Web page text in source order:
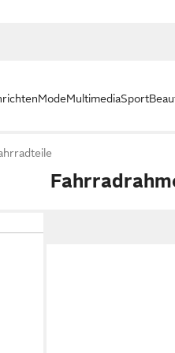
ModeMultimediaSport